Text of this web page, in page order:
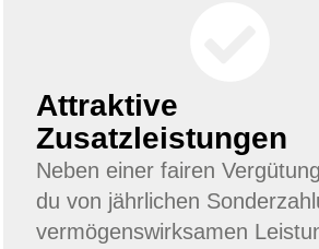
Attraktive
Zusatzleistungen
Neben einer fairen
du von jährlichen
vermögenswirksamen